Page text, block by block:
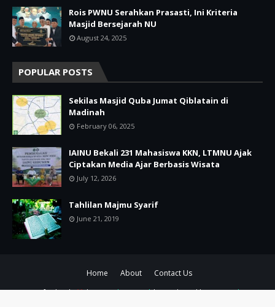
Rois PWNU Serahkan Prasasti, Ini Kriteria
Masjid Bersejarah NU
August 24, 2025
POPULAR POSTS
Sekilas Masjid Quba Jumat Qiblatain di
Madinah
February 06, 2025
IAINU Bekali 231 Mahasiswa KKN, LTMNU Ajak
Ciptakan Media Ajar Berbasis Wisata
July 12, 2026
Tahlilan Majmu Syarif
June 21, 2019
Home About
Contact Us
Crafted with
byTemplatesYard| Distributed byGooyaabi